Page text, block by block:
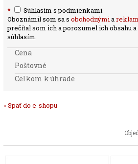
*
Súhlasím s podmienkami
Oboznámil som sa sobchodnými a
prečítal som ich a porozumel ich obsahu
súhlasím.
Cena
Poštovné
Celkom k úhrade
« Späť do e-shopu